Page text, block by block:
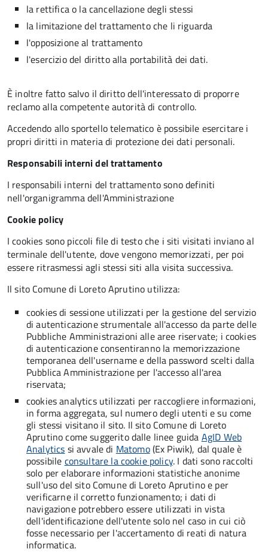
la rettifica o la cancellazione degli stessi
la limitazione del trattamento che li riguarda
l'opposizione al trattamento
l'esercizio del diritto alla portabilità dei dati.
È inoltre fatto salvo il diritto dell'interessato di proporre
reclamo alla competente autorità di controllo.
Accedendo allo sportello telematico è possibile esercitare i
propri diritti in materia di protezione dei dati personali.
Responsabili interni del trattamento
I responsabili interni del trattamento sono definiti
nell'organigramma dell'Amministrazione
Cookie policy
I cookies sono piccoli file di testo che i siti visitati inviano al
terminale dell'utente, dove vengono memorizzati, per poi
essere ritrasmessi agli stessi siti alla visita successiva.
Il sito Comune di Loreto Aprutino utilizza:
cookies di sessione utilizzati per la gestione del servizio
di autenticazione strumentale all'accesso da parte delle
Pubbliche Amministrazioni alle aree riservate; i cookies
di autenticazione consentiranno la memorizzazione
temporanea dell'username e della password scelti dalla
Pubblica Amministrazione per l'accesso all'area
riservata;
cookies analytics utilizzati per raccogliere informazioni,
in forma aggregata, sul numero degli utenti e su come
gli stessi visitano il sito. Il sito Comune di Loreto
Aprutino come suggerito dalle linee guida AgID Web
Analytics si avvale di Matomo(Ex Piwik), dal quale è
possibile consultare la cookie policy. I dati sono raccolti
solo per elaborare informazioni statistiche anonime
sull'uso del sito Comune di Loreto Aprutino e per
verificarne il corretto funzionamento; i dati di
navigazione potrebbero essere utilizzati in vista
dell'identificazione dell'utente solo nel caso in cui ciò
fosse necessario per l'accertamento di reati di natura
informatica.